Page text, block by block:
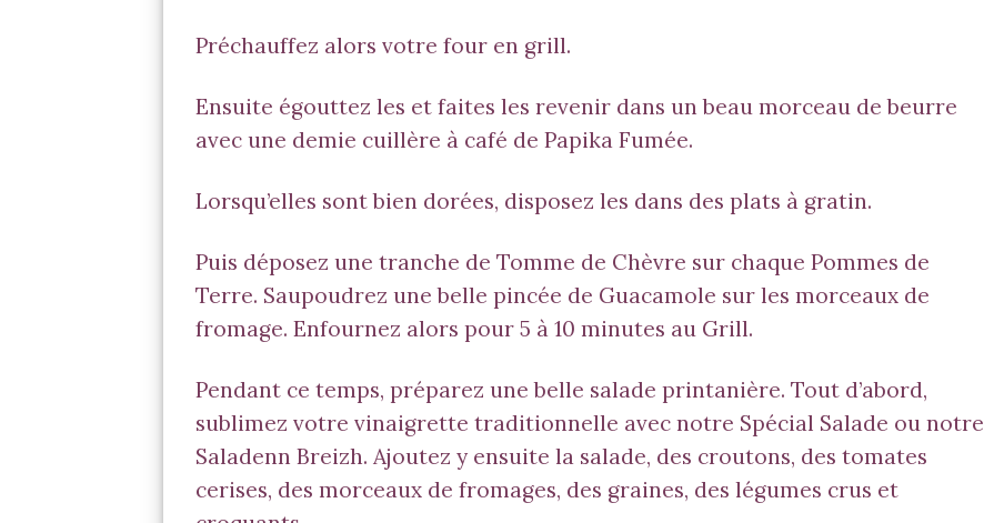
Préchauffez alors votre four en grill.
Ensuite égouttez les et faites les revenir dans un beau morceau de beurre
avec une demie cuillère à café de Papika Fumée.
Lorsqu’elles sont bien dorées, disposez les dans des plats à gratin.
Puis déposez une tranche de Tomme de Chèvre sur chaque Pommes de
Terre. Saupoudrez une belle pincée de Guacamole sur les morceaux de
fromage. Enfournez alors pour 5 à 10 minutes au Grill.
Pendant ce temps, préparez une belle salade printanière. Tout d’abord,
sublimez votre vinaigrette traditionnelle avec notre Spécial Salade ou notre
Saladenn Breizh. Ajoutez y ensuite la salade, des croutons, des tomates
cerises, des morceaux de fromages, des graines, des légumes crus et